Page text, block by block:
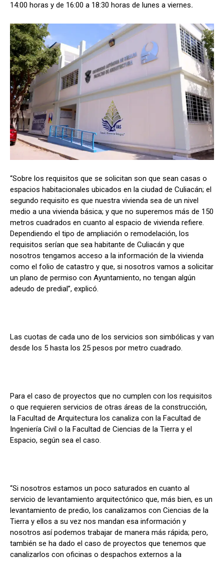
14:00 horas y de 16:00 a 18:30 horas de lunes a viernes.
“Sobre los requisitos que se solicitan son que sean casas o
espacios habitacionales ubicados en la ciudad de Culiacán; el
segundo requisito es que nuestra vivienda sea de un nivel
medio a una vivienda básica; y que no superemos más de 150
metros cuadrados en cuanto al espacio de vivienda refiere.
Dependiendo el tipo de ampliación o remodelación, los
requisitos serían que sea habitante de Culiacán y que
nosotros tengamos acceso a la información de la vivienda
como el folio de catastro y que, si nosotros vamos a solicitar
un plano de permiso con Ayuntamiento, no tengan algún
adeudo de predial”, explicó.
Las cuotas de cada uno de los servicios son simbólicas y van
desde los 5 hasta los 25 pesos por metro cuadrado.
Para el caso de proyectos que no cumplen con los requisitos
o que requieren servicios de otras áreas de la construcción,
la Facultad de Arquitectura los canaliza con la Facultad de
Ingeniería Civil o la Facultad de Ciencias de la Tierra y el
Espacio, según sea el caso.
“Si nosotros estamos un poco saturados en cuanto al
servicio de levantamiento arquitectónico que, más bien, es un
levantamiento de predio, los canalizamos con Ciencias de la
Tierra y ellos a su vez nos mandan esa información y
nosotros así podemos trabajar de manera más rápida; pero,
también se ha dado el caso de proyectos que tenemos que
canalizarlos con oficinas o despachos externos a la